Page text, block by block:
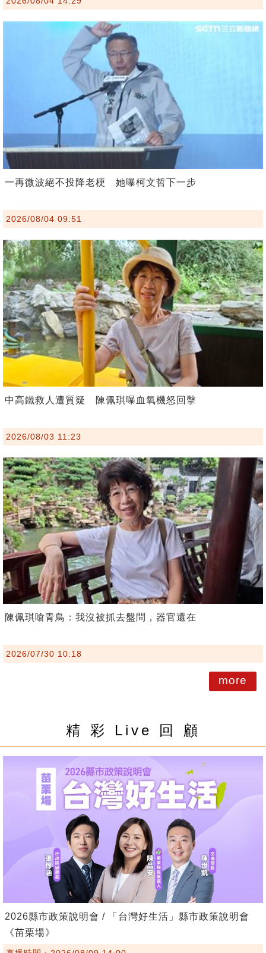
一再微波絕不投降老梗 她曝柯文哲下一步
2026/08/04 09:51
中高鐵救人遭質疑 陳佩琪曝血氧機怒回擊
2026/08/03 11:23
陳佩琪嗆青鳥：我沒被抓去盤問，器官還在
2026/07/30 10:18
more
精 彩 Live 回 顧
2026縣市政策說明會 / 「台灣好生活」縣市政策說明會
《苗栗場》